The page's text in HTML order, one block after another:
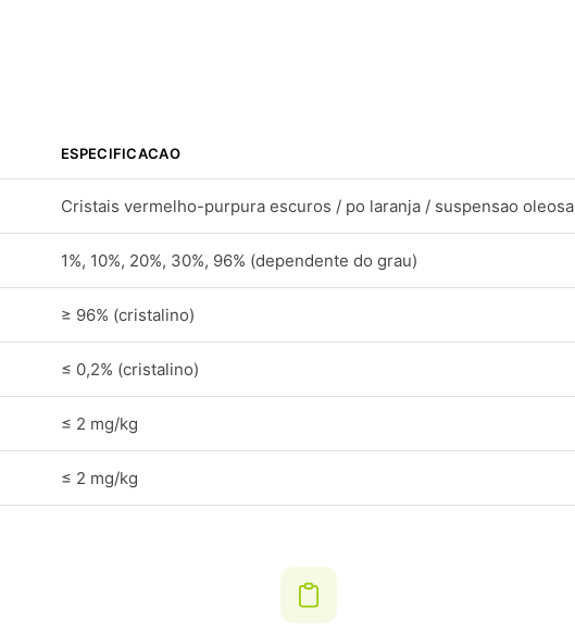
ESPECIFICACAO
Cristais vermelho-purpura escuros / po laranja / suspensao oleosa
1%, 10%, 20%, 30%, 96% (dependente do grau)
≥ 96% (cristalino)
≤ 0,2% (cristalino)
≤ 2 mg/kg
≤ 2 mg/kg